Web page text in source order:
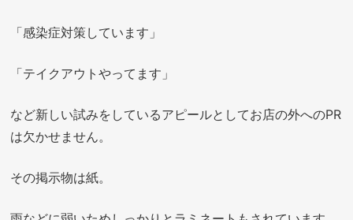
「感染症対策しています」
「テイクアウトやってます」
など新しい試みをしているアピールとしてお店の外へのPR
は欠かせません。
その掲示物は紙。